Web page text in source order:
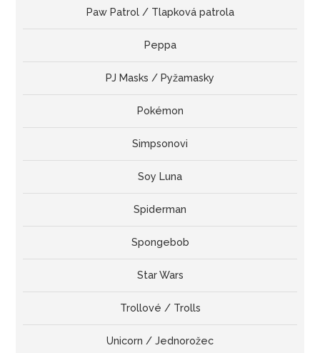
Paw Patrol / Tlapková patrola
Peppa
PJ Masks / Pyžamasky
Pokémon
Simpsonovi
Soy Luna
Spiderman
Spongebob
Star Wars
Trollové / Trolls
Unicorn / Jednorožec